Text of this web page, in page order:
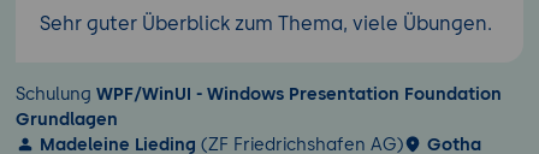
Sehr guter Überblick zum Thema, viele Übungen.
Schulung WPF/WinUI - Windows Presentation Foundation
Grundlagen
Madeleine Lieding (ZF Friedrichshafen AG) Gotha